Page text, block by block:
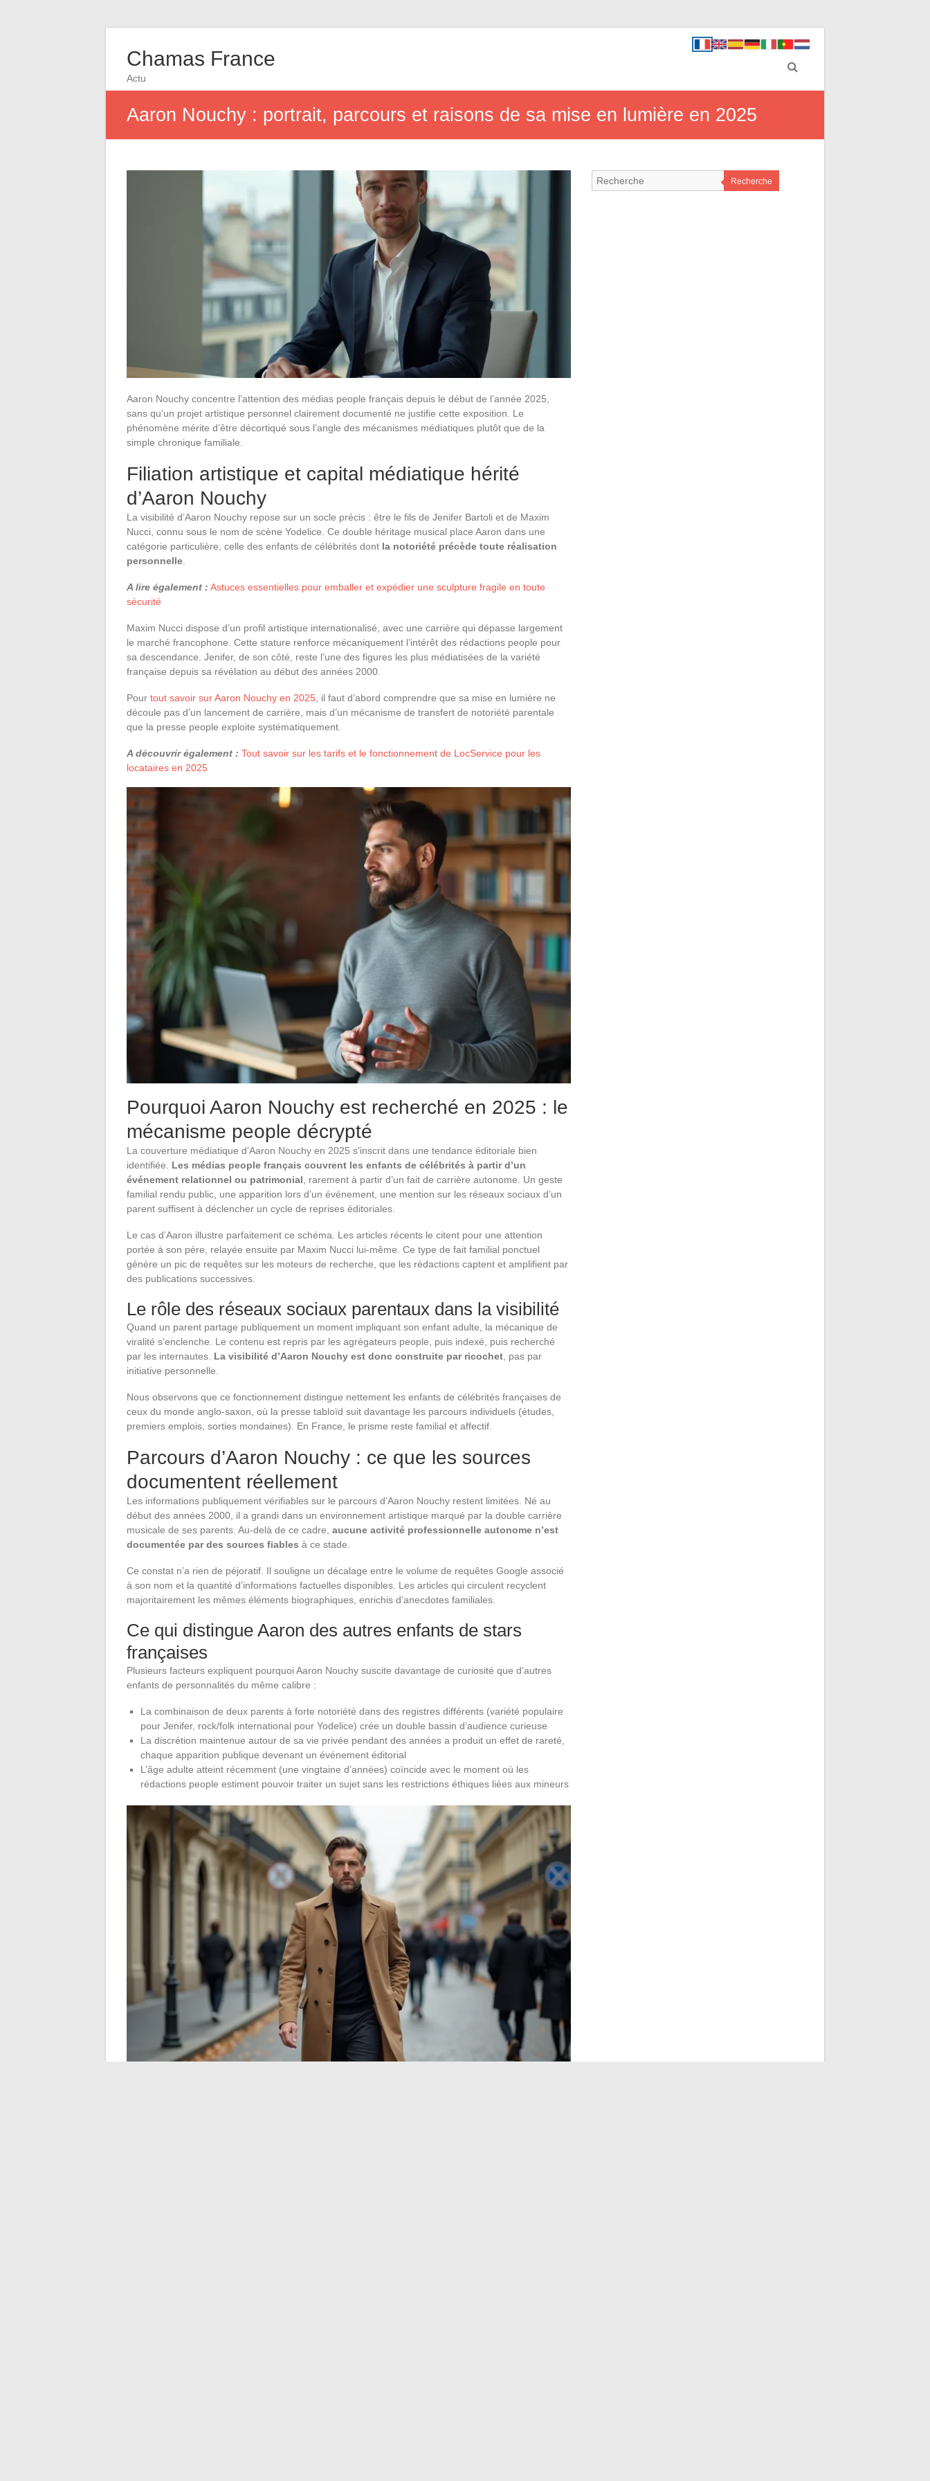
Chamas France
Actu
Aaron Nouchy : portrait, parcours et raisons de sa mise en lumière en 2025
Aaron Nouchy concentre l’attention des médias people français depuis le début de l’année 2025,
sans qu’un projet artistique personnel clairement documenté ne justifie cette exposition. Le
phénomène mérite d’être décortiqué sous l’angle des mécanismes médiatiques plutôt que de la
simple chronique familiale.
Filiation artistique et capital médiatique hérité
d’Aaron Nouchy
La visibilité d’Aaron Nouchy repose sur un socle précis : être le fils de Jenifer Bartoli et de Maxim
Nucci, connu sous le nom de scène Yodelice. Ce double héritage musical place Aaron dans une
catégorie particulière, celle des enfants de célébrités dont la notoriété précède toute réalisation
personnelle
A lire également : Astuces essentielles pour emballer et expédier une sculpture fragile en toute
sécurité
Maxim Nucci dispose d’un profil artistique internationalisé, avec une carrière qui dépasse largement
le marché francophone. Cette stature renforce mécaniquement l’intérêt des rédactions people pour
sa descendance. Jenifer, de son côté, reste l’une des figures les plus médiatisées de la variété
française depuis sa révélation au début des années 2000.
Pour tout savoir sur Aaron Nouchy en 2025 , il faut d’abord comprendre que sa mise en lumière ne
découle pas d’un lancement de carrière, mais d’un mécanisme de transfert de notoriété parentale
que la presse people exploite systématiquement.
A découvrir également : Tout savoir sur les tarifs et le fonctionnement de LocService pour les
locataires en 2025
Pourquoi Aaron Nouchy est recherché en 2025 : le
mécanisme people décrypté
La couverture médiatique d’Aaron Nouchy en 2025 s’inscrit dans une tendance éditoriale bien
identifiée. Les médias people français couvrent les enfants de célébrités à partir d’un
événement relationnel ou patrimonial, rarement à partir d’un fait de carrière autonome. Un geste
familial rendu public, une apparition lors d’un événement, une mention sur les réseaux sociaux d’un
parent suffisent à déclencher un cycle de reprises éditoriales.
Le cas d’Aaron illustre parfaitement ce schéma. Les articles récents le citent pour une attention
portée à son père, relayée ensuite par Maxim Nucci lui-même. Ce type de fait familial ponctuel
génère un pic de requêtes sur les moteurs de recherche, que les rédactions captent et amplifient par
des publications successives.
Le rôle des réseaux sociaux parentaux dans la visibilité
Quand un parent partage publiquement un moment impliquant son enfant adulte, la mécanique de
viralité s’enclenche. Le contenu est repris par les agrégateurs people, puis indexé, puis recherché
par les internautes. La visibilité d’Aaron Nouchy est donc construite par ricochet, pas par
initiative personnelle.
Nous observons que ce fonctionnement distingue nettement les enfants de célébrités françaises de
ceux du monde anglo-saxon, où la presse tabloïd suit davantage les parcours individuels (études,
premiers emplois, sorties mondaines). En France, le prisme reste familial et affectif.
Parcours d’Aaron Nouchy : ce que les sources
documentent réellement
Les informations publiquement vérifiables sur le parcours d’Aaron Nouchy restent limitées. Né au
début des années 2000, il a grandi dans un environnement artistique marqué par la double carrière
musicale de ses parents. Au-delà de ce cadre, aucune activité professionnelle autonome n’est
documentée par des sources fiables à ce stade.
Ce constat n’a rien de péjoratif. Il souligne un décalage entre le volume de requêtes Google associé
à son nom et la quantité d’informations factuelles disponibles. Les articles qui circulent recyclent
majoritairement les mêmes éléments biographiques, enrichis d’anecdotes familiales.
Ce qui distingue Aaron des autres enfants de stars
françaises
Plusieurs facteurs expliquent pourquoi Aaron Nouchy suscite davantage de curiosité que d’autres
enfants de personnalités du même calibre :
La combinaison de deux parents à forte notoriété dans des registres différents (variété populaire
pour Jenifer, rock/folk international pour Yodelice) crée un double bassin d’audience curieuse
La discrétion maintenue autour de sa vie privée pendant des années a produit un effet de rareté,
chaque apparition publique devenant un événement éditorial
L’âge adulte atteint récemment (une vingtaine d’années) coïncide avec le moment où les
rédactions people estiment pouvoir traiter un sujet sans les restrictions éthiques liées aux mineurs
Recherche